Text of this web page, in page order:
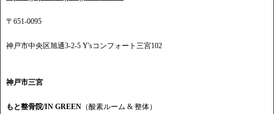
〒651-0095
神戸市中央区旭通3-2-5 Y'sコンフォート三宮102
神戸市三宮
もと整骨院/IN GREEN （酸素ルーム & 整体）